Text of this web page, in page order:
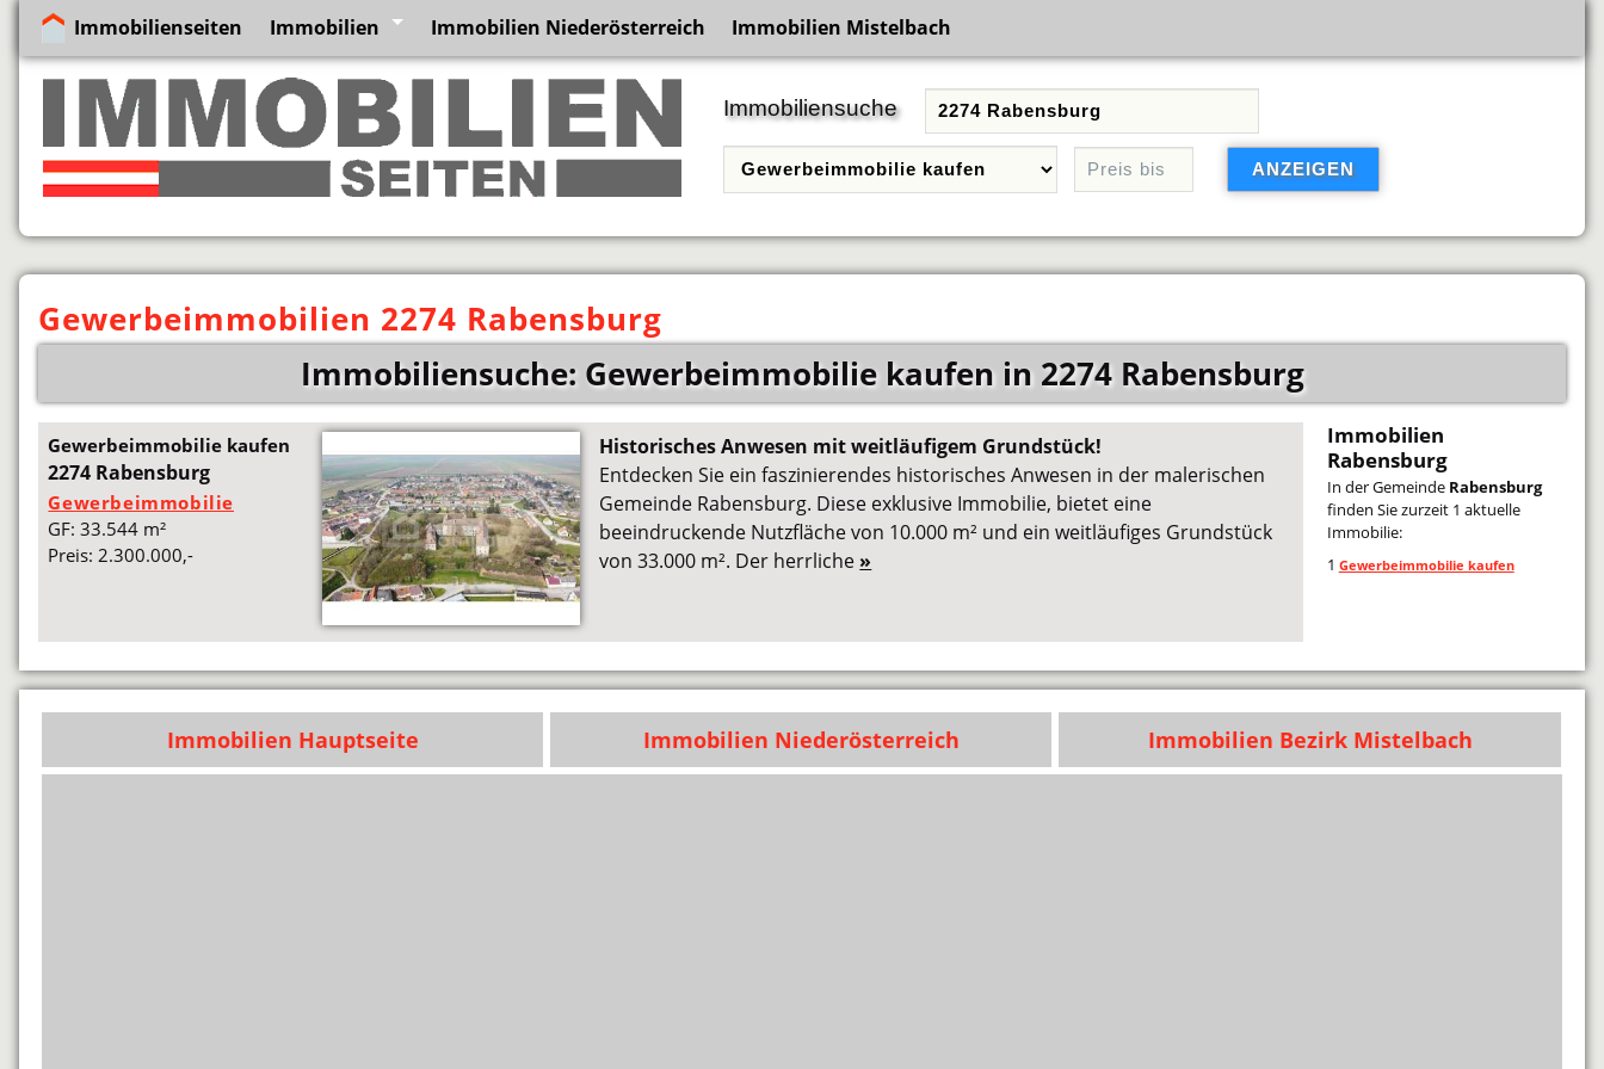
Immobilienseiten Immobilien Immobilien Niederösterreich Immobilien Mistelbach
Immobiliensuche
Gewerbeimmobilien 2274 Rabensburg
Immobiliensuche: Gewerbeimmobilie kaufen in 2274 Rabensburg
Gewerbeimmobilie kaufen
2274 Rabensburg
Gewerbeimmobilie
GF: 33.544 m²
Preis: 2.300.000,-
Historisches Anwesen mit weitläufigem Grundstück!
Entdecken Sie ein faszinierendes historisches Anwesen in der malerischen
Gemeinde Rabensburg. Diese exklusive Immobilie, bietet eine
beeindruckende Nutzfläche von 10.000 m² und ein weitläufiges Grundstück
von 33.000 m². Der herrliche »
Immobilien
Rabensburg
In der Gemeinde Rabensburg
finden Sie zurzeit 1 aktuelle
Immobilie:
1 Gewerbeimmobilie kaufen
Immobilien Hauptseite Immobilien Niederösterreich Immobilien Bezirk Mistelbach